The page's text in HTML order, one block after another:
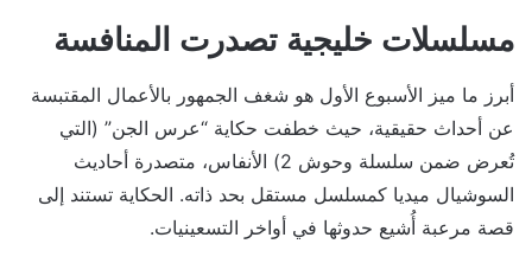
مسلسلات خليجية تصدرت المنافسة
أبرز ما ميز الأسبوع الأول هو شغف الجمهور بالأعمال المقتبسة
عن أحداث حقيقية، حيث خطفت حكاية “عرس الجن” (التي
تُعرض ضمن سلسلة وحوش 2) الأنفاس، متصدرة أحاديث
السوشيال ميديا كمسلسل مستقل بحد ذاته. الحكاية تستند إلى
قصة مرعبة أُشيع حدوثها في أواخر التسعينيات.